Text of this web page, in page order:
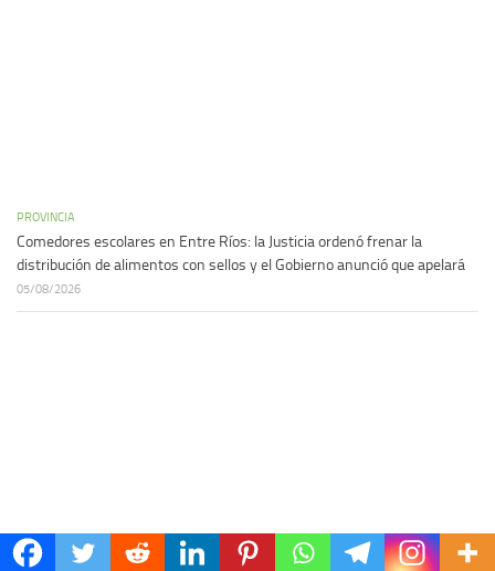
PROVINCIA
Comedores escolares en Entre Ríos: la Justicia ordenó frenar la
distribución de alimentos con sellos y el Gobierno anunció que apelará
05/08/2026